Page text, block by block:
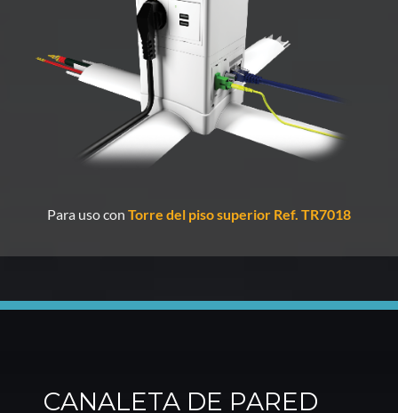
Para uso con Torre del piso superior Ref. TR7018
CANALETA DE PARED